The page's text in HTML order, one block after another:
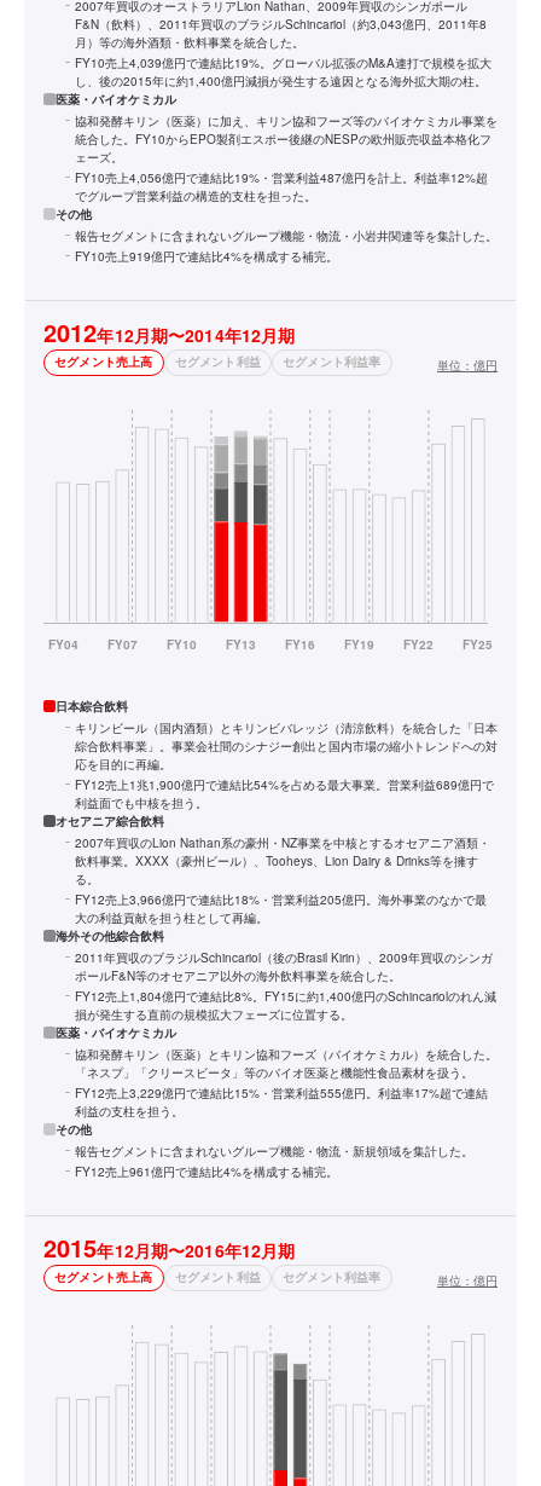
2007年買収のオーストラリアLion Nathan、2009年買収のシンガポール
F&N（飲料）、2011年買収のブラジルSchincariol（約3,043億円、2011年8
月）等の海外酒類・飲料事業を統合した。
FY10売上4,039億円で連結比19%。グローバル拡張のM&A連打で規模を拡大
し、後の2015年に約1,400億円減損が発生する遠因となる海外拡大期の柱。
医薬・バイオケミカル
協和発酵キリン（医薬）に加え、キリン協和フーズ等のバイオケミカル事業を
統合した。FY10からEPO製剤エスポー後継のNESPの欧州販売収益本格化フ
ェーズ。
FY10売上4,056億円で連結比19%・営業利益487億円を計上。利益率12%超
でグループ営業利益の構造的支柱を担った。
その他
報告セグメントに含まれないグループ機能・物流・小岩井関連等を集計した。
FY10売上919億円で連結比4%を構成する補完。
2012年12月期〜2014年12月期
セグメント売上高 セグメント利益 セグメント利益率 単位： 億円
日本綜合飲料
キリンビール（国内酒類）とキリンビバレッジ（清涼飲料）を統合した「日本
綜合飲料事業」。事業会社間のシナジー創出と国内市場の縮小トレンドへの対
応を目的に再編。
FY12売上1兆1,900億円で連結比54%を占める最大事業。営業利益689億円で
利益面でも中核を担う。
オセアニア綜合飲料
2007年買収のLion Nathan系の豪州・NZ事業を中核とするオセアニア酒類・
飲料事業。XXXX（豪州ビール）、Tooheys、Lion Dairy & Drinks等を擁す
る。
FY12売上3,966億円で連結比18%・営業利益205億円。海外事業のなかで最
大の利益貢献を担う柱として再編。
海外その他綜合飲料
2011年買収のブラジルSchincariol（後のBrasil Kirin）、2009年買収のシンガ
ポールF&N等のオセアニア以外の海外飲料事業を統合した。
FY12売上1,804億円で連結比8%。FY15に約1,400億円のSchincariolのれん減
損が発生する直前の規模拡大フェーズに位置する。
医薬・バイオケミカル
協和発酵キリン（医薬）とキリン協和フーズ（バイオケミカル）を統合した。
「ネスプ」「クリースビータ」等のバイオ医薬と機能性食品素材を扱う。
FY12売上3,229億円で連結比15%・営業利益555億円。利益率17%超で連結
利益の支柱を担う。
その他
報告セグメントに含まれないグループ機能・物流・新規領域を集計した。
FY12売上961億円で連結比4%を構成する補完。
2015年12月期〜2016年12月期
セグメント売上高 セグメント利益 セグメント利益率 単位： 億円